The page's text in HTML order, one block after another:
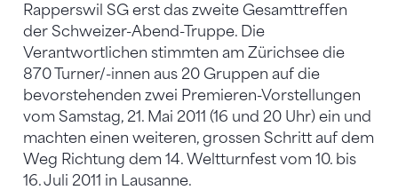
Rapperswil SG erst das zweite Gesamttreffen
der Schweizer-Abend-Truppe. Die
Verantwortlichen stimmten am Zürichsee die
870 Turner/-innen aus 20 Gruppen auf die
bevorstehenden zwei Premieren-Vorstellungen
vom Samstag, 21. Mai 2011 (16 und 20 Uhr) ein und
machten einen weiteren, grossen Schritt auf dem
Weg Richtung dem 14. Weltturnfest vom 10. bis
16. Juli 2011 in Lausanne.